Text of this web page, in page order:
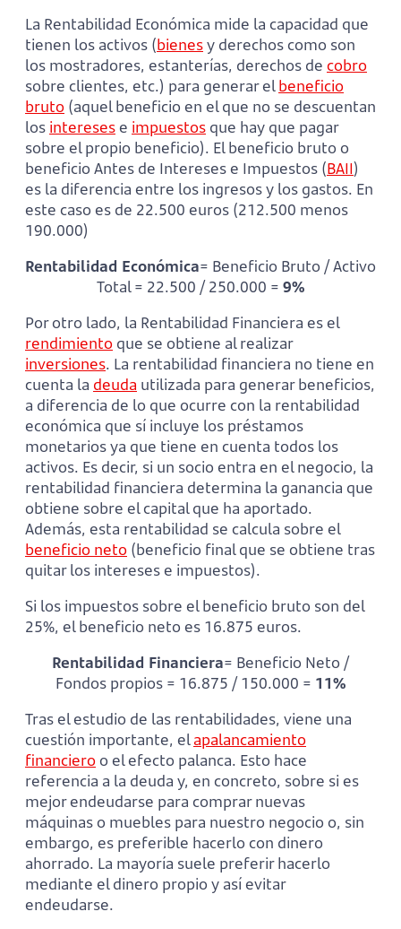
La Rentabilidad Económica mide la capacidad que
tienen los activos (bienesy derechos como son
los mostradores, estanterías, derechos de cobro
sobre clientes, etc.) para generar elbeneficio
bruto (aquel beneficio en el que no se descuentan
los interesese impuestos que hay que pagar
sobre el propio beneficio). El beneficio bruto o
beneficio Antes de Intereses e Impuestos (BAII)
es la diferencia entre los ingresos y los gastos. En
este caso es de 22.500 euros (212.500 menos
190.000)
Rentabilidad Económica= Beneficio Bruto / Activo
Total = 22.500 / 250.000 = 9%
Por otro lado, la Rentabilidad Financiera es el
rendimiento que se obtiene al realizar
inversiones. La rentabilidad financiera no tiene en
cuenta la deuda utilizada para generar beneficios,
a diferencia de lo que ocurre con la rentabilidad
económica que sí incluye los préstamos
monetarios ya que tiene en cuenta todos los
activos. Es decir, si un socio entra en el negocio, la
rentabilidad financiera determina la ganancia que
obtiene sobre el capital que ha aportado.
Además, esta rentabilidad se calcula sobre el
beneficio neto (beneficio final que se obtiene tras
quitar los intereses e impuestos).
Si los impuestos sobre el beneficio bruto son del
25%, el beneficio neto es 16.875 euros.
Rentabilidad Financiera= Beneficio Neto /
Fondos propios = 16.875 / 150.000 = 11%
Tras el estudio de las rentabilidades, viene una
cuestión importante, elapalancamiento
financieroo el efecto palanca. Esto hace
referencia a la deuda y, en concreto, sobre si es
mejor endeudarse para comprar nuevas
máquinas o muebles para nuestro negocio o, sin
embargo, es preferible hacerlo con dinero
ahorrado. La mayoría suele preferir hacerlo
mediante el dinero propio y así evitar
endeudarse.